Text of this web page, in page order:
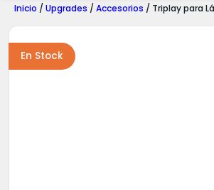
Inicio / Upgrades / Accesorios / Triplay para
En Stock